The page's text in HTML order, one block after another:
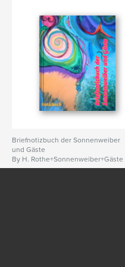
Kunst und Kultur , athero
Briefnotizbuch der Sonnenweiber
und Gäste
By H. Rothe+Sonnenweiber+Gäste